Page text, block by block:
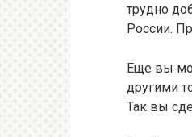
трудно
России.
Еще вы
другими
Так вы